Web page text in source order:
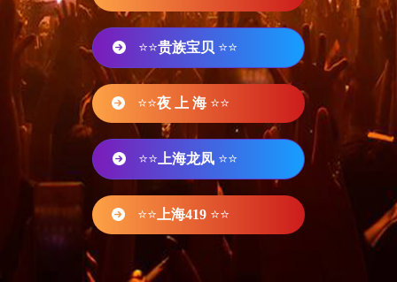
⭐⭐贵族宝贝 ⭐⭐
⭐⭐夜 上 海 ⭐⭐
⭐⭐ 上海龙凤 ⭐⭐
⭐⭐ 上海419 ⭐⭐